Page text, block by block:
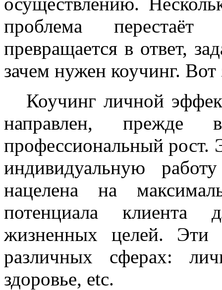
проблема
превращается в ответ,
зачем нужен коучинг.
Коучинг личной
направлен,
профессиональный рост.
индивидуальную
нацелена на
потенциала
жизненных целей.
различных сферах:
здоровье, etc.